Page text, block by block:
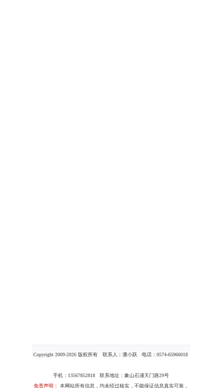
Copyright 2009-2026 版权所有 联系人：潘小跃 电话：0574-65966018
手机：13567852818 联系地址：象山石浦天门路29号
免责声明：
本网站所有信息，均未经过核实，不能保证信息真实可靠，